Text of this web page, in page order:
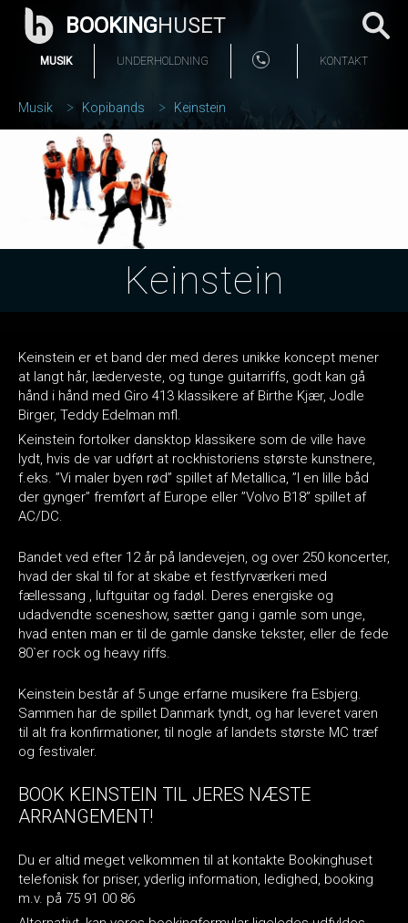
BOOKINGHUSET
MUSIK UNDERHOLDNING KONTAKT
Musik Kopibands Keinstein
Keinstein
Keinstein er et band der med deres unikke koncept mener
at langt hår, læderveste, og tunge guitarriffs, godt kan gå
hånd i hånd med Giro 413 klassikere af Birthe Kjær, Jodle
Birger, Teddy Edelman mfl.
Keinstein fortolker dansktop klassikere som de ville have
lydt, hvis de var udført at rockhistoriens største kunstnere,
f.eks. ”Vi maler byen rød” spillet af Metallica, ”I en lille båd
der gynger” fremført af Europe eller ”Volvo B18” spillet af
AC/DC.
Bandet ved efter 12 år på landevejen, og over 250 koncerter,
hvad der skal til for at skabe et festfyrværkeri med
fællessang , luftguitar og fadøl. Deres energiske og
udadvendte sceneshow, sætter gang i gamle som unge,
hvad enten man er til de gamle danske tekster, eller de fede
80`er rock og heavy riffs.
Keinstein består af 5 unge erfarne musikere fra Esbjerg.
Sammen har de spillet Danmark tyndt, og har leveret varen
til alt fra konfirmationer, til nogle af landets største MC træf
og festivaler.
BOOK KEINSTEIN TIL JERES NÆSTE
ARRANGEMENT!
Du er altid meget velkommen til at kontakte Bookinghuset
telefonisk for priser, yderlig information, ledighed, booking
m.v. på 75 91 00 86